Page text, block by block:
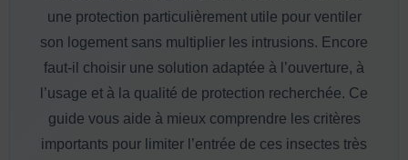
une protection particulièrement utile pour ventiler
son logement sans multiplier les intrusions. Encore
faut-il choisir une solution adaptée à l’ouverture, à
l’usage et à la qualité de protection recherchée. Ce
guide vous aide à mieux comprendre les critères
importants pour limiter l’entrée de ces insectes très